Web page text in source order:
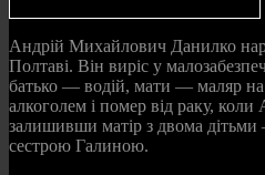
Андрій Михайлович Данилко
Полтаві. Він виріс у
батько — водій, мати — маляр на
алкоголем і помер від раку,
залишивши матір з двома
сестрою Галиною.